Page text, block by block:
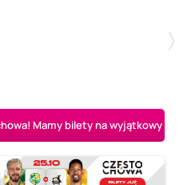
Mamy bilety na wyjątkowy